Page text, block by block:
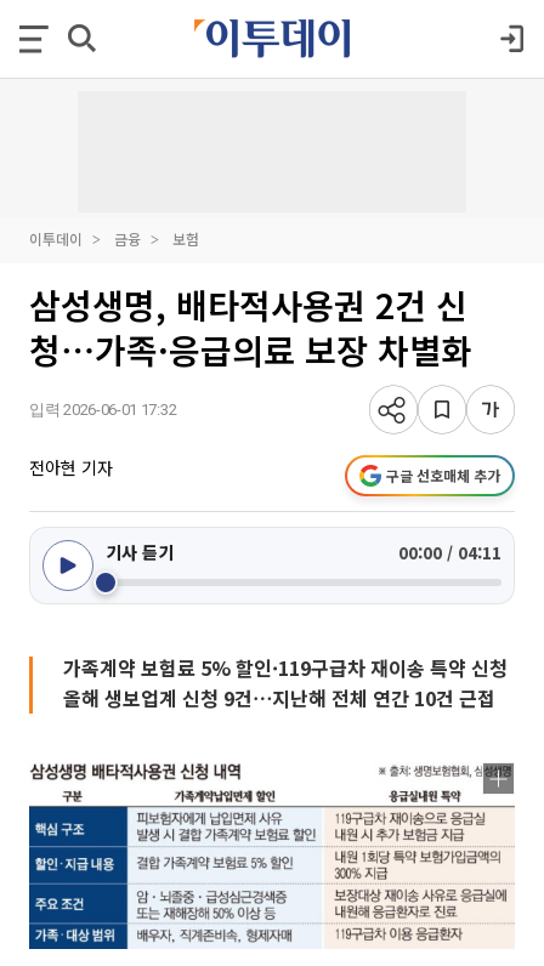
이투데이 금융 보험
삼성생명, 배타적사용권 2건 신
청⋯가족·응급의료 보장 차별화
입력 2026-06-01 17:32
전아현 기자 구글 선호매체 추가
기사 듣기 00:00 / 04:11
가족계약 보험료 5% 할인·119구급차 재이송 특약 신청
올해 생보업계 신청 9건⋯지난해 전체 연간 10건 근접